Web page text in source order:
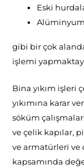
Eski
gibi bir çok
işlemi
Bina yıkım işleri
yıkımına karar
söküm
ve çelik kapılar,
ve armatürleri ve
kapsamında